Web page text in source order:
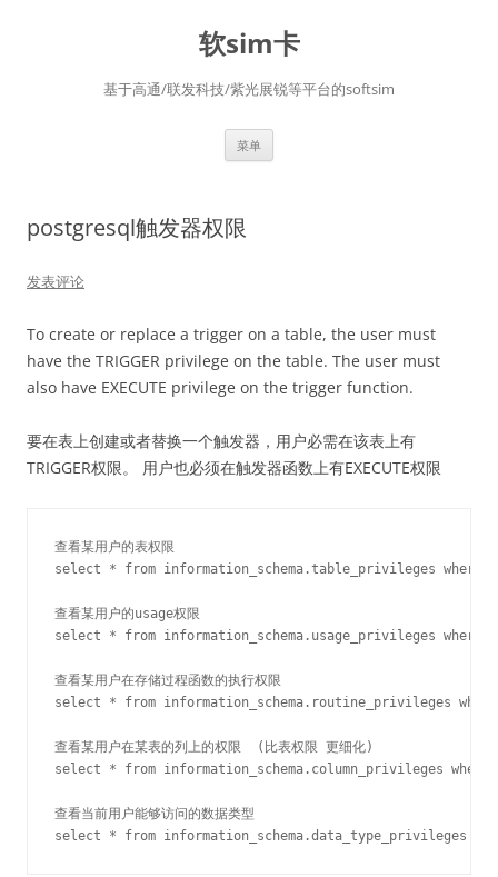
软sim卡
基于高通/联发科技/紫光展锐等平台的softsim
菜单
postgresql触发器权限
发表评论
To create or replace a trigger on a table, the user must
have the TRIGGER privilege on the table. The user must
also have EXECUTE privilege on the trigger function.
要在表上创建或者替换一个触发器，用户必需在该表上有
TRIGGER权限。 用户也必须在触发器函数上有EXECUTE权限
查看某用户的表权限
select * from information_schema.table_privileges where
查看某用户的usage权限
select * from information_schema.usage_privileges where
查看某用户在存储过程函数的执行权限
select * from information_schema.routine_privileges
查看某用户在某表的列上的权限  (比表权限 更细化)
select * from information_schema.column_privileges
查看当前用户能够访问的数据类型